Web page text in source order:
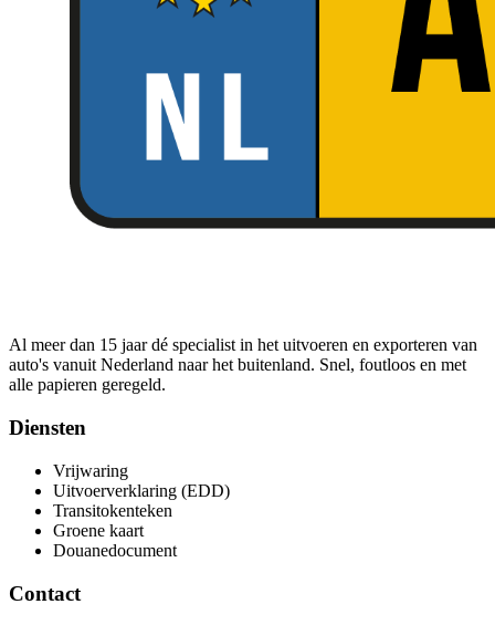
Al meer dan 15 jaar dé specialist in het uitvoeren en exporteren van
auto's vanuit Nederland naar het buitenland. Snel, foutloos en met
alle papieren geregeld.
Diensten
Vrijwaring
Uitvoerverklaring (EDD)
Transitokenteken
Groene kaart
Douanedocument
Contact